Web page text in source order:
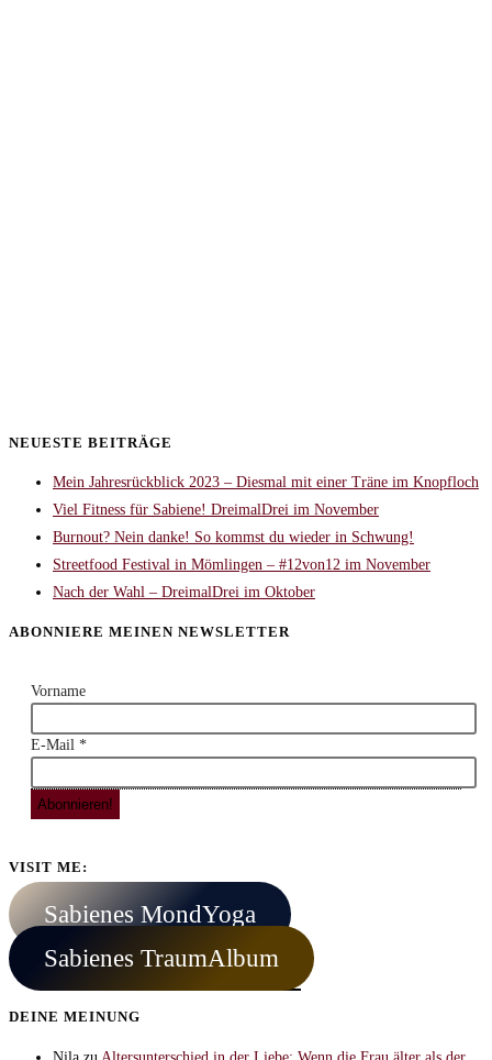
NEUESTE BEITRÄGE
Mein Jahresrückblick 2023 – Diesmal mit einer Träne im Knopfloch
Viel Fitness für Sabiene! DreimalDrei im November
Burnout? Nein danke! So kommst du wieder in Schwung!
Streetfood Festival in Mömlingen – #12von12 im November
Nach der Wahl – DreimalDrei im Oktober
ABONNIERE MEINEN NEWSLETTER
Vorname
E-Mail *
VISIT ME:
Sabienes MondYoga
Sabienes TraumAlbum
DEINE MEINUNG